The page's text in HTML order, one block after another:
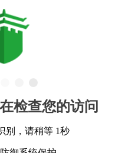
检查您的访问
别，请稍等 1秒